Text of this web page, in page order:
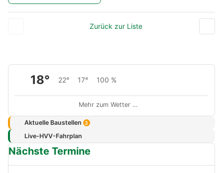
Zurück zur Liste
18° 22° 17° 100 %
Mehr zum Wetter …
Aktuelle Baustellen 3
Live-HVV-Fahrplan
Nächste Termine